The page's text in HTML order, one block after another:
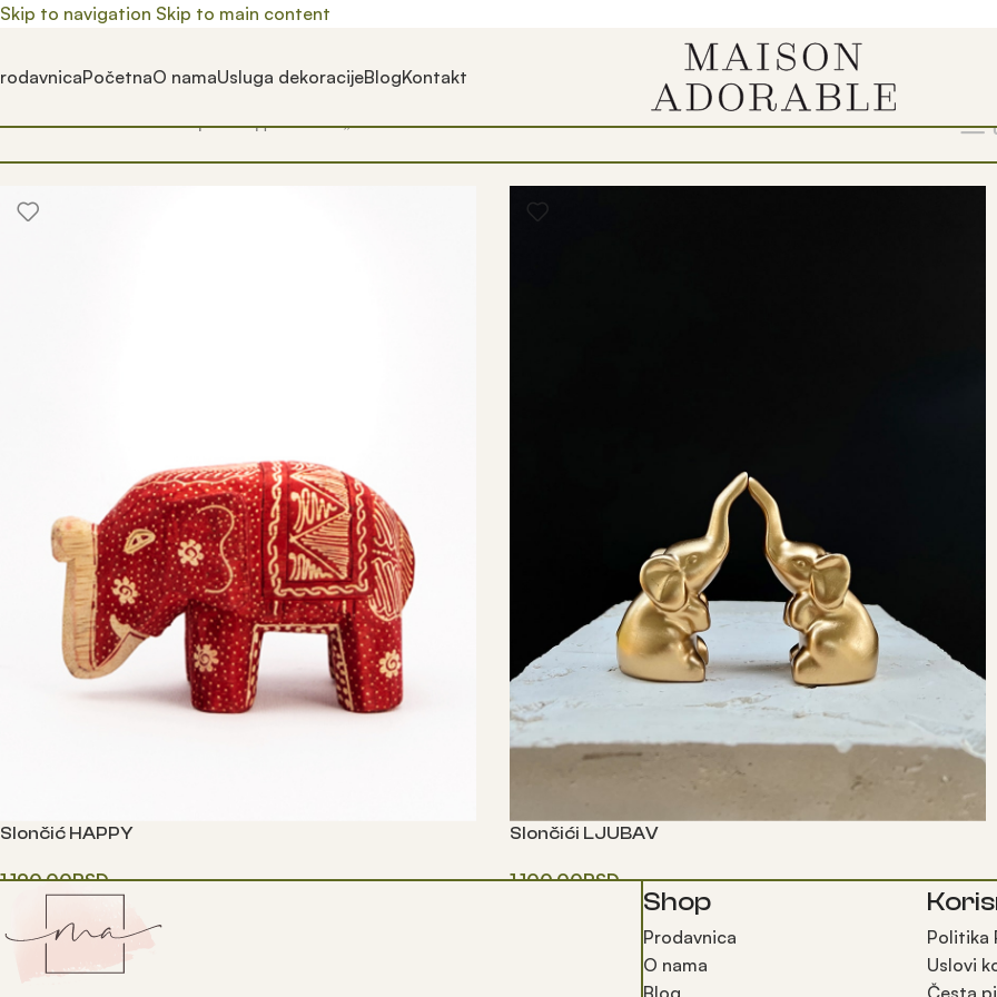
Skip to navigation Skip to main content
PočetnaO namaUsluga dekoracijeBlogKontakt
Почетна/ Prodavnica/ Производ oзначен „fenf shui slon“ Show 9 12 18 24
Slončić HAPPY
1,190.00RSD
Slončići LJUBAV
1,100.00RSD
Shop
Prodavnica
O nama
Blog
Politika
Uslovi
Česta